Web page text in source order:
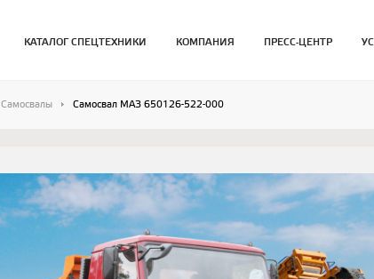
КАТАЛОГ СПЕЦТЕХНИКИ КОМПАНИЯ ПРЕСС-ЦЕНТР
Самосвалы Самосвал МАЗ 650126-522-000